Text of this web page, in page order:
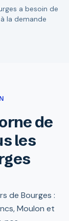
a besoin de
la demande
de
les
de Bourges :
Moulon et